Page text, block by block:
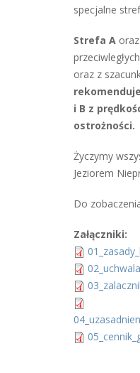
specjalne
Strefa A oraz
oraz z
i B z
ostrożności.
Życzymy
Jeziorem
Do
Załączniki: